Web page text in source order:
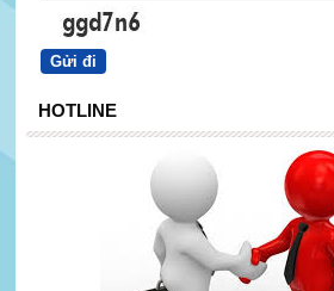
HOTLINE